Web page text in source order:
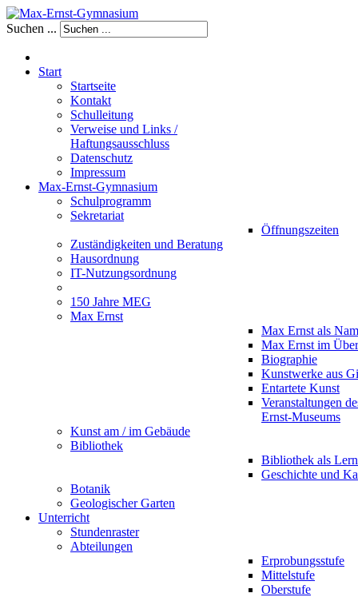
Suchen ...
Start
Startseite
Kontakt
Schulleitung
Verweise und Links /
Haftungsausschluss
Datenschutz
Impressum
Max-Ernst-Gymnasium
Schulprogramm
Sekretariat
Öffnungszeiten
Zuständigkeiten und Beratung
Hausordnung
IT-Nutzungsordnung
150 Jahre MEG
Max Ernst
Max Ernst als
Max Ernst im
Biographie
Kunstwerke aus
Entartete Kunst
Veranstaltungen
Ernst-Museums
Kunst am / im Gebäude
Bibliothek
Bibliothek als
Geschichte und
Botanik
Geologischer Garten
Unterricht
Stundenraster
Abteilungen
Erprobungsstufe
Mittelstufe
Oberstufe